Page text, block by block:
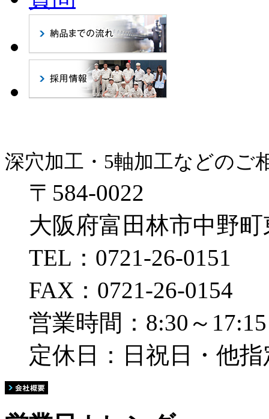
深穴加工・5軸加工などのご
〒584-0022
大阪府富田林市中野町
TEL：0721-26-0151
FAX：0721-26-0154
営業時間：8:30～17:15
定休日：日祝日・他